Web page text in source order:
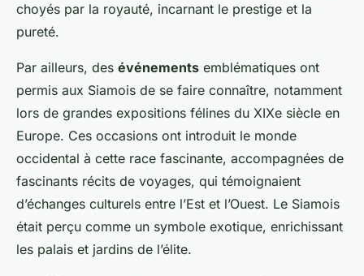
choyés par la royauté, incarnant le prestige et la
pureté.
Par ailleurs, des événements emblématiques ont
permis aux Siamois de se faire connaître, notamment
lors de grandes expositions félines du XIXe siècle en
Europe. Ces occasions ont introduit le monde
occidental à cette race fascinante, accompagnées de
fascinants récits de voyages, qui témoignaient
d’échanges culturels entre l’Est et l’Ouest. Le Siamois
était perçu comme un symbole exotique, enrichissant
les palais et jardins de l’élite.